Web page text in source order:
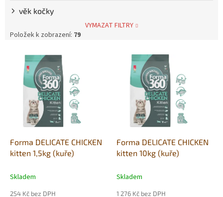
věk kočky
VYMAZAT FILTRY
Položek k zobrazení: 79
Forma DELICATE CHICKEN
kitten 1,5kg (kuře)
Skladem
254 Kč bez DPH
Forma DELICATE CHICKEN
kitten 10kg (kuře)
Skladem
1 276 Kč bez DPH